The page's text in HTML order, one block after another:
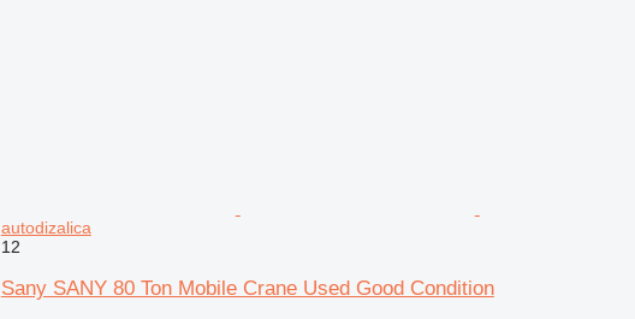
autodizalica
12
Sany SANY 80 Ton Mobile Crane Used Good Condition